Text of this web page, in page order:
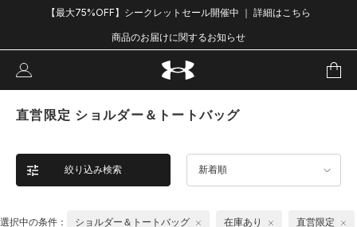
【最大75%OFF】シークレットセール開催中 ｜ 詳細はこちら
商品のお届けに関するお知らせ
直営限定 ショルダー＆トートバッグ
絞り込み検索 新着順
選択中の条件： ショルダー＆トートバッグ 在庫あり 直営限定